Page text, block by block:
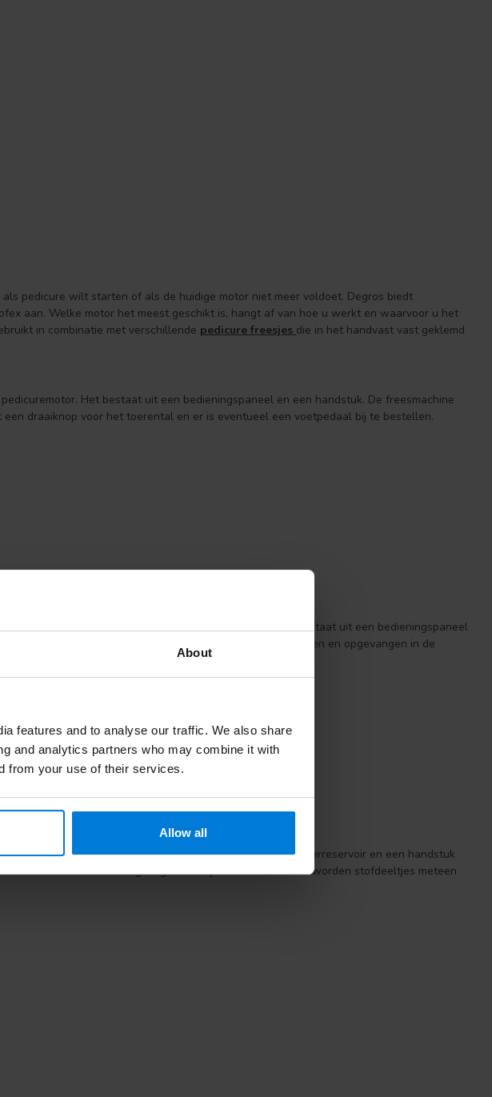
About
features and to analyse our traffic. We also share
and analytics partners who may combine it with
from your use of their services.
Allow all
pedicure wilt starten of als de huidige motor niet meer voldoet. Degros biedt
aan. Welke motor het meest geschikt is, hangt af van hoe u werkt en waarvoor u het
in combinatie met verschillende pedicure freesjes die in het handvast vast geklemd
Het bestaat uit een bedieningspaneel en een handstuk. De freesmachine
draaiknop voor het toerental en er is eventueel een voetpedaal bij te bestellen.
heeft een ingebouwd afzuigsysteem. Het freesapparaat bestaat uit een bedieningspaneel
Het stof van de nagels wordt direct opgezogen en opgevangen in de
waarop het toerental kan worden ingesteld, een waterreservoir en een handstuk
worden de huid en nagels gekoeld tijdens het frezen en worden stofdeeltjes meteen